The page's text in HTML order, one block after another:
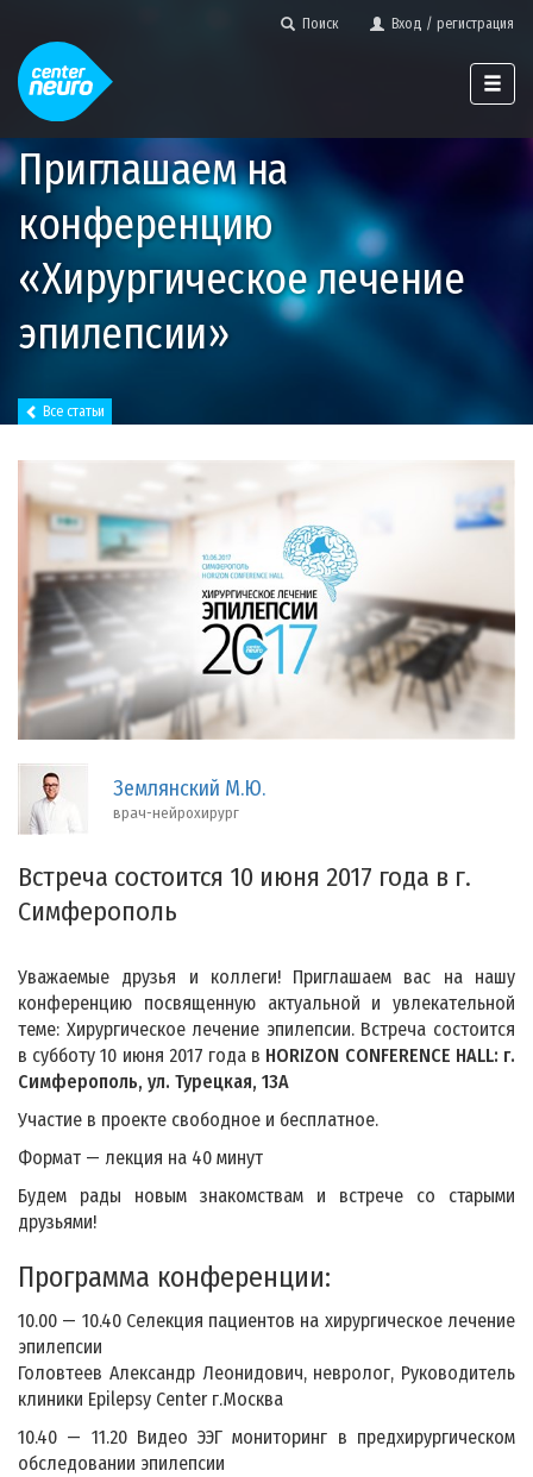
Поиск Вход / регистрация
Приглашаем на
конференцию
«Хирургическое лечение
эпилепсии»
Все статьи
Землянский М.Ю.
врач-нейрохирург
Встреча состоится 10 июня 2017 года в г.
Симферополь
Уважаемые друзья и коллеги! Приглашаем вас на нашу
конференцию посвященную актуальной и увлекательной
теме: Хирургическое лечение эпилепсии. Встреча состоится
в субботу 10 июня 2017 года в HORIZON CONFERENCE HALL: г.
Симферополь, ул. Турецкая, 13А
Участие в проекте свободное и бесплатное.
Формат — лекция на 40 минут
Будем рады новым знакомствам и встрече со старыми
друзьями!
Программа конференции:
10.00 — 10.40 Селекция пациентов на хирургическое лечение
эпилепсии
Головтеев Александр Леонидович, невролог, Руководитель
клиники Epilepsy Center г.Москва
10.40 — 11.20 Видео ЭЭГ мониторинг в предхирургическом
обследовании эпилепсии